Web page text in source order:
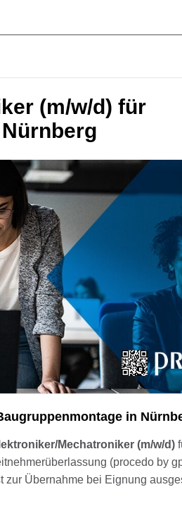
(m/w/d) für
in
Mechatroniker (m/w/d)
(procedo by
Übernahme bei Eignung